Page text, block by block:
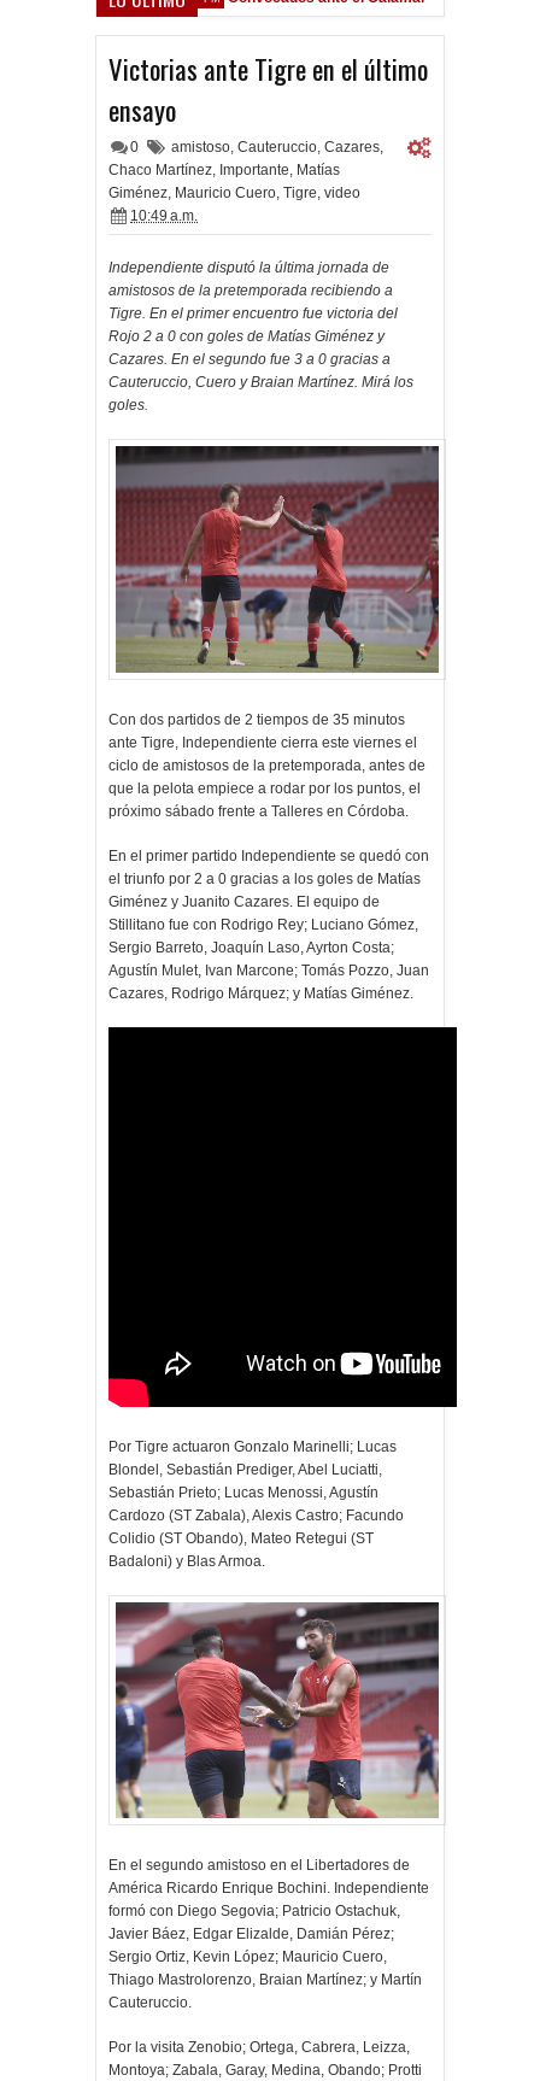
Victorias ante Tigre en el último
ensayo
0 amistoso, Cauteruccio, Cazares,
Chaco Martínez, Importante, Matías
Giménez, Mauricio Cuero, Tigre, video
10:49 a.m.
Independiente disputó la última jornada de
amistosos de la pretemporada recibiendo a
Tigre. En el primer encuentro fue victoria del
Rojo 2 a 0 con goles de Matías Giménez y
Cazares. En el segundo fue 3 a 0 gracias a
Cauteruccio, Cuero y Braian Martínez. Mirá los
goles.
Con dos partidos de 2 tiempos de 35 minutos
ante Tigre, Independiente cierra este viernes el
ciclo de amistosos de la pretemporada, antes de
que la pelota empiece a rodar por los puntos, el
próximo sábado frente a Talleres en Córdoba.
En el primer partido Independiente se quedó con
el triunfo por 2 a 0 gracias a los goles de Matías
Giménez y Juanito Cazares. El equipo de
Stillitano fue con Rodrigo Rey; Luciano Gómez,
Sergio Barreto, Joaquín Laso, Ayrton Costa;
Agustín Mulet, Ivan Marcone; Tomás Pozzo, Juan
Cazares, Rodrigo Márquez; y Matías Giménez.
Por Tigre actuaron Gonzalo Marinelli; Lucas
Blondel, Sebastián Prediger, Abel Luciatti,
Sebastián Prieto; Lucas Menossi, Agustín
Cardozo (ST Zabala), Alexis Castro; Facundo
Colidio (ST Obando), Mateo Retegui (ST
Badaloni) y Blas Armoa.
En el segundo amistoso en el Libertadores de
América Ricardo Enrique Bochini. Independiente
formó con Diego Segovia; Patricio Ostachuk,
Javier Báez, Edgar Elizalde, Damián Pérez;
Sergio Ortiz, Kevin López; Mauricio Cuero,
Thiago Mastrolorenzo, Braian Martínez; y Martín
Cauteruccio.
Por la visita Zenobio; Ortega, Cabrera, Leizza,
Montoya; Zabala, Garay, Medina, Obando; Protti